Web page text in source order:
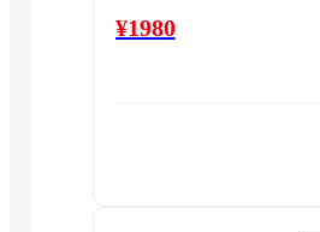
¥1980